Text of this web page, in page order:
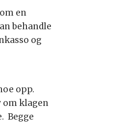
en
behandle
og
opp.
om klagen
Begge